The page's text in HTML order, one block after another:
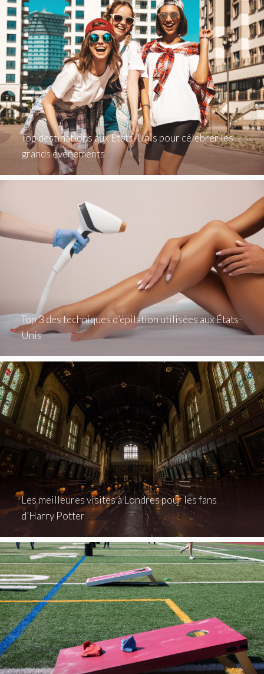
Top destinations aux États-Unis pour célébrer les
grands événements
Top 3 des techniques d’épilation utilisées aux États-
Unis
Les meilleures visites à Londres pour les fans
d’Harry Potter